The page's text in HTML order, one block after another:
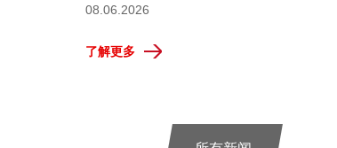
08.06.2026
了解更多